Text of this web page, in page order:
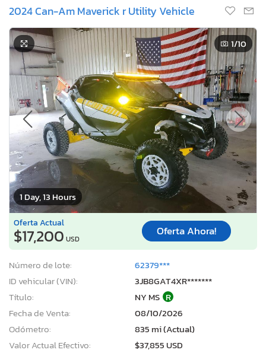
2024 Can-Am Maverick r Utility Vehicle
1 Day, 13 Hours
1/10
Oferta Actual
$17,200 USD
Oferta Ahora!
Número de lote:
62379***
ID vehicular (VIN):
3JB8GAT4XR*******
Título:
NY MS R
Fecha de Venta:
08/10/2026
Odómetro:
835 mi (Actual)
Valor Actual Efectivo:
$37,855 USD